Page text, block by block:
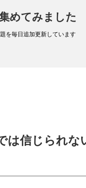
めてみました
を毎日追加更新しています
は信じられ